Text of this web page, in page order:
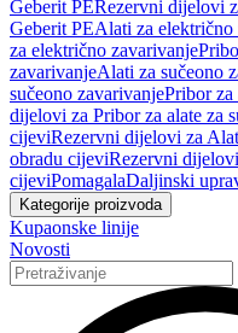
Geberit PERezervni dijelovi
Geberit PEAlati za električno
za električno zavarivanje
zavarivanjeAlati za sučeono
sučeono zavarivanjePribor za
dijelovi za Pribor za alate za
cijeviRezervni dijelovi za
obradu cijeviRezervni
cijeviPomagalaDaljinski
Kategorije proizvoda
Kupaonske linije
Novosti